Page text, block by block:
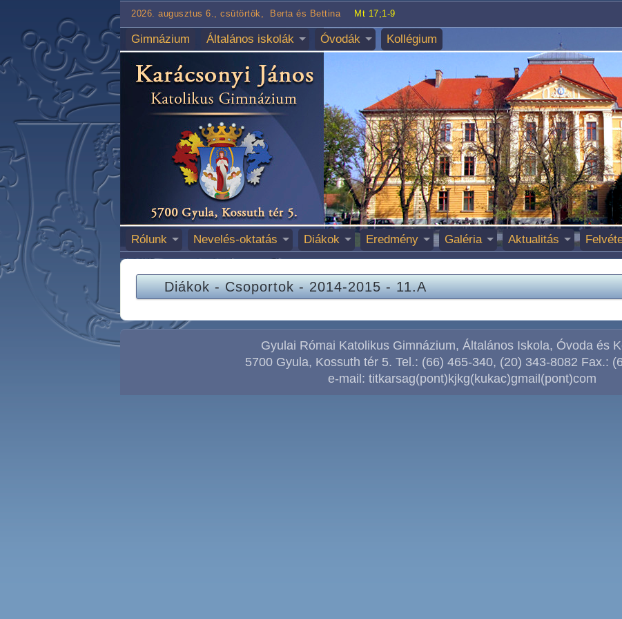
2026. augusztus 6., csütörtök, Berta és Bettina Mt 17;1-9
Gimnázium Általános iskolák Óvodák Kollégium
Rólunk Nevelés-oktatás Diákok Eredmény Galéria Aktualitás
Diákok-Csoportok-2014-2015-11.A
Gyulai Római Katolikus Gimnázium, Általános Iskola, Óvoda és
5700 Gyula, Kossuth tér 5. Tel.: (66) 465-340, (20) 343-8082 Fax.:
e-mail: titkarsag(pont)kjkg(kukac)gmail(pont)com